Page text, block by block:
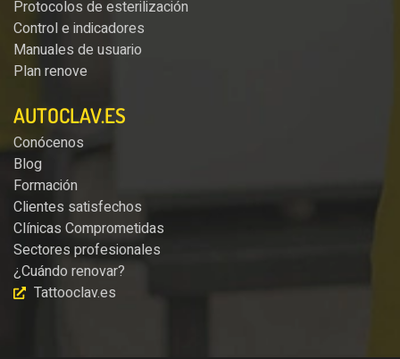
Protocolos de esterilización
Control e indicadores
Manuales de usuario
Plan renove
AUTOCLAV.ES
Conócenos
Blog
Formación
Clientes satisfechos
Clínicas Comprometidas
Sectores profesionales
¿Cuándo renovar?
Tattooclav.es